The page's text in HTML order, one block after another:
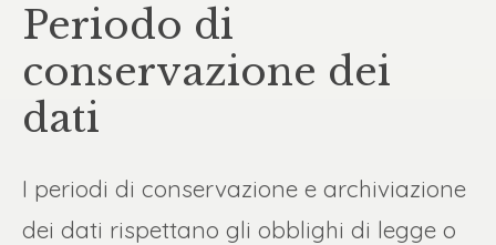
Periodo di
conservazione dei
dati
I periodi di conservazione e archiviazione
dei dati rispettano gli obblighi di legge o